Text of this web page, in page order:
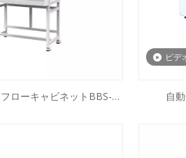
ローキャビネットBBS-
ビデ
自